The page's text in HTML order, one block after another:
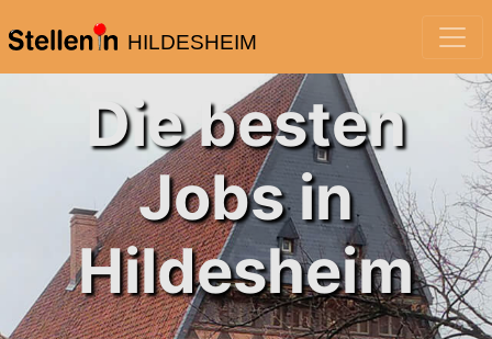
HILDESHEIM
Die besten
Jobs in
Hildesheim